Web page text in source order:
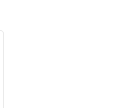
URCAMP